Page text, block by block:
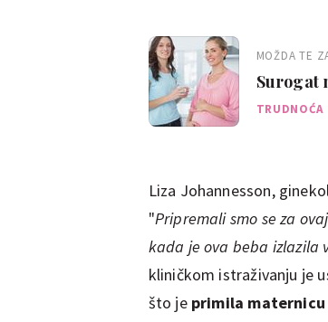
MOŽDA TE
Surogat
TRUDNOĆA
Liza Johannesson,
"Pripremali smo se za
kada je ova beba izlazila
kliničkom istraživanju je
što je primila